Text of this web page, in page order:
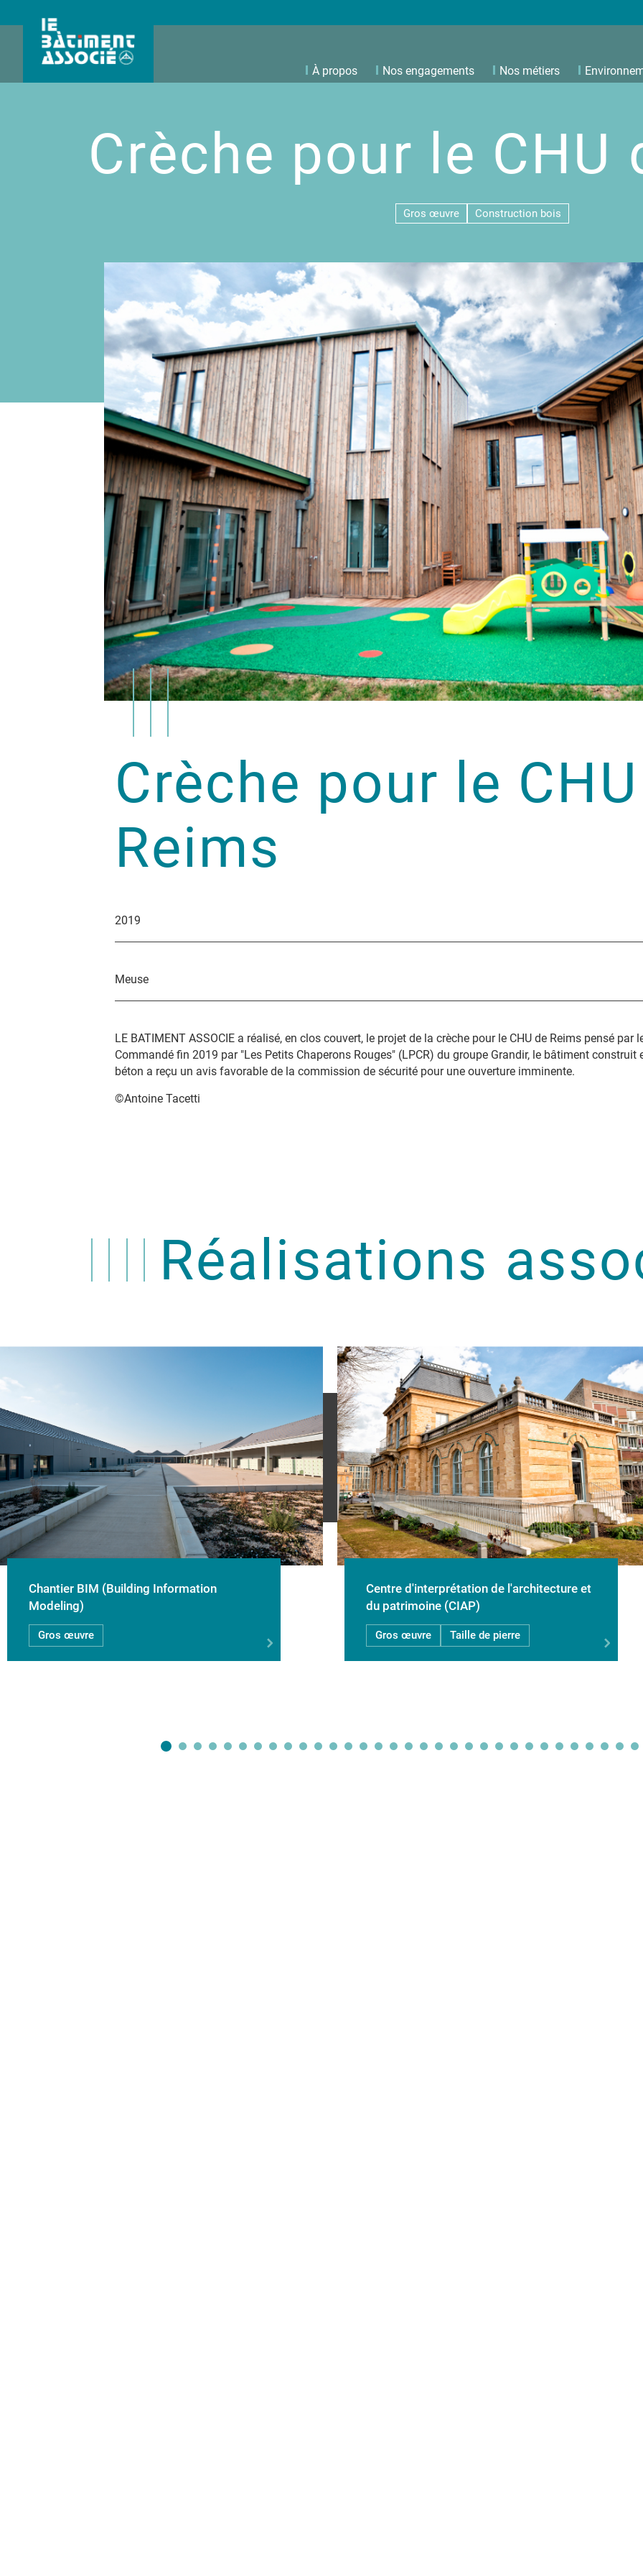
À propos Nos engagements Nos métiers
Crèche pour le CHU
Gros œuvre Construction bois
Crèche pour le
Reims
2019
Meuse
LE BATIMENT ASSOCIE a réalisé, en clos couvert, le projet de la crèche pour le CHU de Reims pensé par
Commandé fin 2019 par "Les Petits Chaperons Rouges" (LPCR) du groupe Grandir, le bâtiment
béton a reçu un avis favorable de la commission de sécurité pour une ouverture imminente.
©Antoine Tacetti
Réalisations
Chantier BIM (Building Information
Modeling)
Gros œuvre
Centre d'interprétation de l'architecture et
du patrimoine (CIAP)
Gros œuvre Taille de pierre